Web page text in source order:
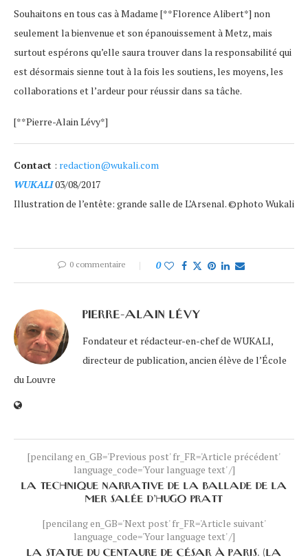
Souhaitons en tous cas à Madame [**Florence Alibert*] non
seulement la bienvenue et son épanouissement à Metz, mais
surtout espérons qu’elle saura trouver dans la responsabilité qui
est désormais sienne tout à la fois les soutiens, les moyens, les
collaborations et l’ardeur pour réussir dans sa tâche.
[**Pierre-Alain Lévy*]
Contact : redaction@wukali.com
WUKALI03/08/2017
Illustration de l’entête: grande salle de L’Arsenal. ©photo Wukali
0 commentaire 0
PIERRE-ALAIN LÉVY
Fondateur et rédacteur-en-chef de WUKALI,
directeur de publication, ancien élève de l’École
du Louvre
[pencilang en_GB='Previous post' fr_FR='Article précédent'
language_code='Your language text' /]
LA TECHNIQUE NARRATIVE DE LA BALLADE DE LA
MER SALÉE D’HUGO PRATT
[pencilang en_GB='Next post' fr_FR='Article suivant'
language_code='Your language text' /]
LA STATUE DU CENTAURE DE CÉSAR À PARIS. (LA